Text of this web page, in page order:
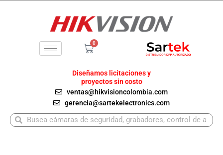
0
Carrito
Diseñamos licitaciones y
proyectos sin costo
ventas@hikvisioncolombia.com
gerencia@sartekelectronics.com
BuscarBuscar